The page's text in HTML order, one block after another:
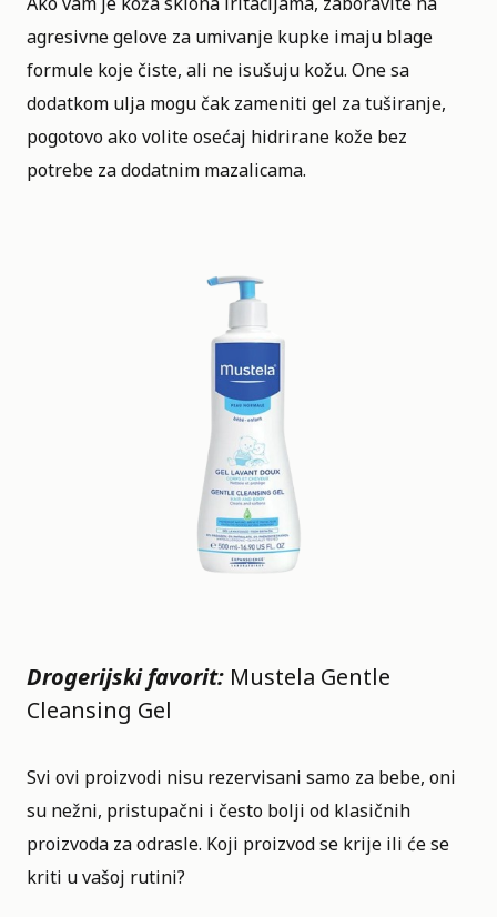
agresivne gelove za umivanje kupke imaju blage
formule koje čiste, ali ne isušuju kožu. One sa
dodatkom ulja mogu čak zameniti gel za tuširanje,
pogotovo ako volite osećaj hidrirane kože bez
potrebe za dodatnim mazalicama.
Drogerijski favorit: Mustela Gentle
Cleansing Gel
Svi ovi proizvodi nisu rezervisani samo za bebe, oni
su nežni, pristupačni i često bolji od klasičnih
proizvoda za odrasle. Koji proizvod se krije ili će se
kriti u vašoj rutini?